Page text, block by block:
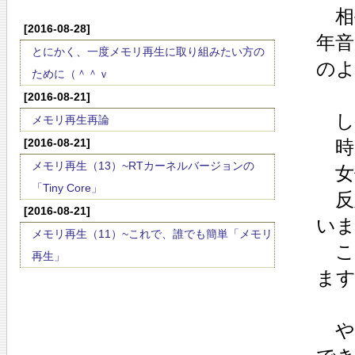
[2016-08-28]
とにかく、一度メモリ再生に取り組みたい方の
ために（＾＾ｖ
[2016-08-21]
メモリ再生再論
[2016-08-21]
メモリ再生（13）~RTカーネルバージョンの
「Tiny Core」
[2016-08-21]
メモリ再生（11）~これで、誰でも簡単「メモリ
再生」
相
年
の
し
時
女
反
い
こ
ま
や